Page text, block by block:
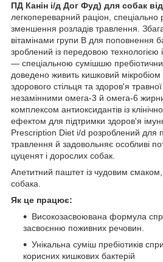
ПД Канін і/д Дог Фуд) для собак
легкопереварний раціон, спеціально
зменшення розладів травлення.
вітамінами групи B для поповнення
зроблений із передовою технологією
— спеціальною сумішшю
доведено живить кишковий мікробіом
здорового стільця та здоров'я
незамінними омега-3 й омега-6
комплексом антиоксидантів із
ефектом для підтримки здоров'я
Prescription Diet i/d розроблений для
травлення й задовольняє особливі
цуценят і дорослих собак.
Апетитний паштет із чудовим
собака.
Як це працює:
Високозасвоювана формула
засвоєнню поживних речовин.
Унікальна суміш пребіотиків
корисних кишкових бактерій